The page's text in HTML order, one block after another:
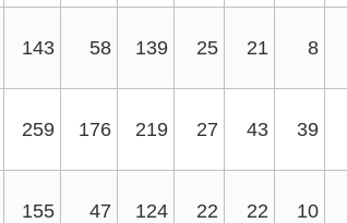
143 58 139 25 21 8
259 176 219 27 43 39
155 47 124 22 22 10